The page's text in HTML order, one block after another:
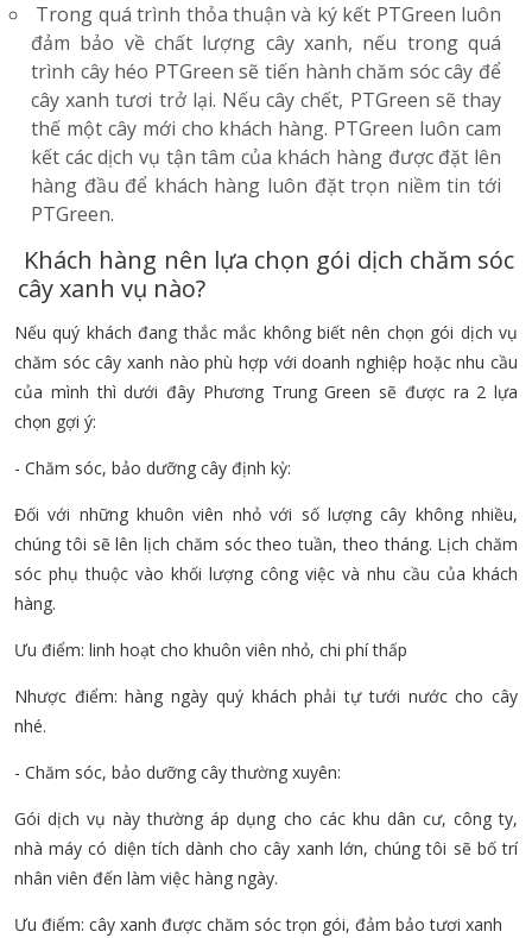
Gói chăm sóc định kỳ
Diện tích vườn
101 - 250m2 251 - 500m2
21 - 50km 23.000đ 20.000đ 18.000đ
51 - 100km 25.000đ 22.000đ 19.000đ
50 - 100m2 101 - 250m2 251 - 500m2
< 20km 300.000đ
Trong quá trình thỏa thuận và ký kết PTGreen luôn
đảm bảo về chất lượng cây xanh, nếu trong quá
trình cây héo PTGreen sẽ tiến hành chăm sóc cây để
cây xanh tươi trở lại. Nếu cây chết, PTGreen sẽ thay
thế một cây mới cho khách hàng. PTGreen luôn cam
kết các dịch vụ tận tâm của khách hàng được đặt lên
hàng đầu để khách hàng luôn đặt trọn niềm tin tới
PTGreen.
Khách hàng nên lựa chọn gói dịch chăm sóc
cây xanh vụ nào?
Nếu quý khách đang thắc mắc không biết nên chọn gói dịch vụ
chăm sóc cây xanh nào phù hợp với doanh nghiệp hoặc nhu cầu
của mình thì dưới đây Phương Trung Green sẽ được ra 2 lựa
chọn gợi ý:
- Chăm sóc, bảo dưỡng cây định kỳ:
Đối với những khuôn viên nhỏ với số lượng cây không nhiều,
chúng tôi sẽ lên lịch chăm sóc theo tuần, theo tháng. Lịch chăm
sóc phụ thuộc vào khối lượng công việc và nhu cầu của khách
hàng.
Ưu điểm: linh hoạt cho khuôn viên nhỏ, chi phí thấp
Nhược điểm: hàng ngày quý khách phải tự tưới nước cho cây
nhé.
- Chăm sóc, bảo dưỡng cây thường xuyên:
Gói dịch vụ này thường áp dụng cho các khu dân cư, công ty,
nhà máy có diện tích dành cho cây xanh lớn, chúng tôi sẽ bố trí
nhân viên đến làm việc hàng ngày.
Ưu điểm: cây xanh được chăm sóc trọn gói, đảm bảo tươi xanh